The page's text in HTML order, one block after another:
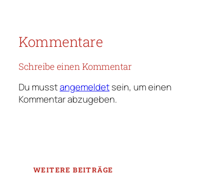
Kommentare
Schreibe einen Kommentar
Du musstangemeldetsein, um einen
Kommentar abzugeben.
WEITERE BEITRÄGE